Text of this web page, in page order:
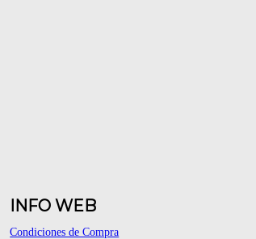
INFO WEB
Condiciones de Compra